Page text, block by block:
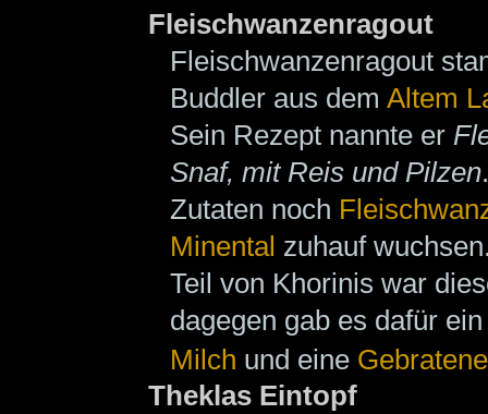
Fleischwanzenragout
Fleischwanzenragout
Buddler aus dem Altem
Sein Rezept nannte er
Snaf, mit Reis und Pilzen
Zutaten noch
Minental zuhauf
Teil von Khorinis war
dagegen gab es dafür
Milch und eine
Theklas Eintopf